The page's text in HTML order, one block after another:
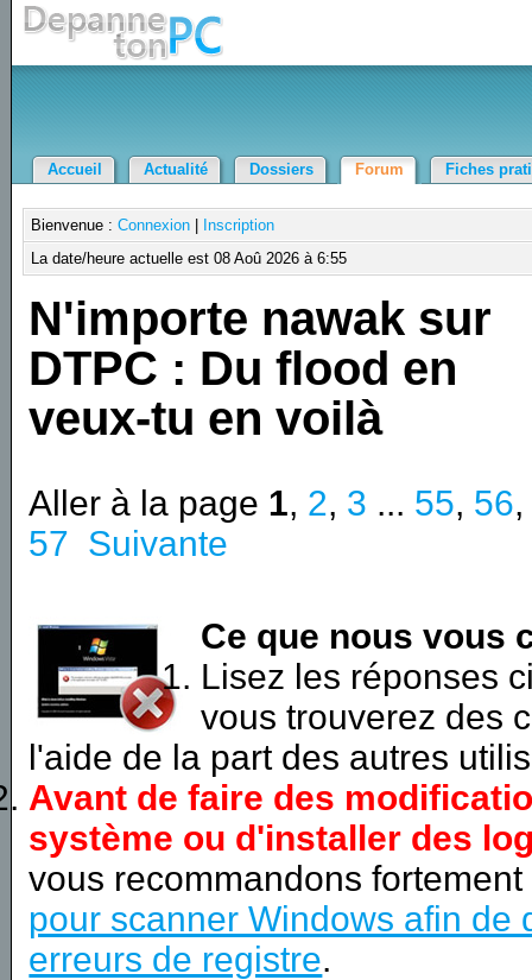
Accueil Actualité Dossiers Forum Fiches
Bienvenue :Connexion
Inscription
La date/heure actuelle est 08 Aoû 2026 à 6:55
N'importe nawak sur
DTPC : Du flood en
veux-tu en voilà
Aller à la page 1, 2, 3 ... 55, 56,
57 Suivante
Ce que nous vous
Lisez les réponses
vous trouverez des
l'aide de la part des autres
Avant de faire des
système ou d'installer des
vous recommandons
pour scanner Windows afin de
erreurs de registre.